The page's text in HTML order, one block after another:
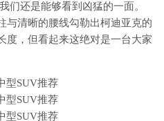
们还是能够看到凶猛的一面。
与清晰的腰线勾勒出柯迪亚克的
度，但看起来这绝对是一台大家